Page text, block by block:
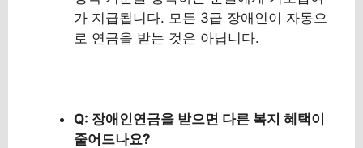
가 지급됩니다. 모든 3급 장애인이 자동으
로 연금을 받는 것은 아닙니다.
Q: 장애인연금을 받으면 다른 복지 혜택이
줄어드나요?